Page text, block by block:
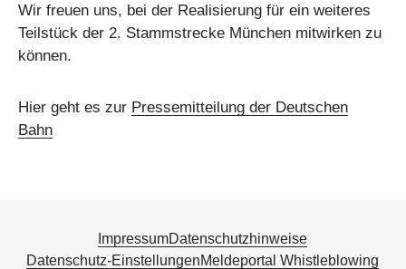
Wir freuen uns, bei der Realisierung für ein weiteres
Teilstück der 2. Stammstrecke München mitwirken zu
können.
Hier geht es zur Pressemitteilung der Deutschen
Bahn
ImpressumDatenschutzhinweise
Datenschutz-EinstellungenMeldeportal Whistleblowing